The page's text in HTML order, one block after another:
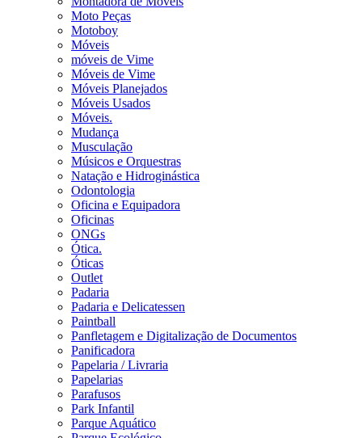
Moto Peças
Motoboy
Móveis
móveis de Vime
Móveis de Vime
Móveis Planejados
Móveis Usados
Móveis.
Mudança
Musculação
Músicos e Orquestras
Natação e Hidroginástica
Odontologia
Oficina e Equipadora
Oficinas
ONGs
Ótica.
Óticas
Outlet
Padaria
Padaria e Delicatessen
Paintball
Panfletagem e Digitalização de Documentos
Panificadora
Papelaria / Livraria
Papelarias
Parafusos
Park Infantil
Parque Aquático